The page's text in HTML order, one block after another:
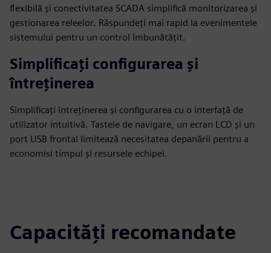
flexibilă și conectivitatea SCADA simplifică monitorizarea și
gestionarea releelor. Răspundeți mai rapid la evenimentele
sistemului pentru un control îmbunătățit.
Simplificați configurarea și
întreținerea
Simplificați întreținerea și configurarea cu o interfață de
utilizator intuitivă. Tastele de navigare, un ecran LCD și un
port USB frontal limitează necesitatea depanării pentru a
economisi timpul și resursele echipei.
Capacități recomandate